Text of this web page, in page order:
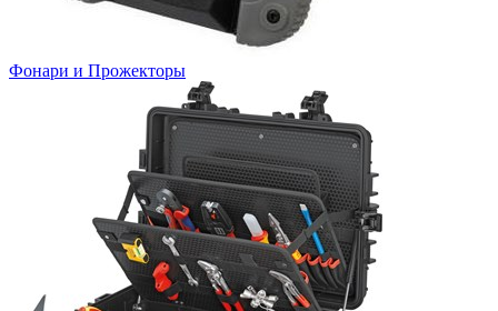
Фонари и Прожекторы